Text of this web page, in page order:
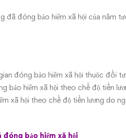
đóng bảo hiểm xã hội của năm
đóng bảo hiểm xã hội thuộc đối
bảo hiểm xã hội theo chế độ tiền
xã hội theo chế độ tiền lương do
bảo hiểm xã hội